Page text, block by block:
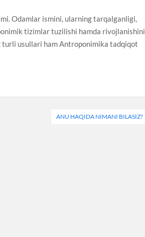
Odamlar ismini, ularning tarqalganligi,
tizimlar tuzilishi hamda rivojlanishini
turli usullari ham Antroponimika tadqiqot
ANU HAQIDA NIMANI BILASIZ?